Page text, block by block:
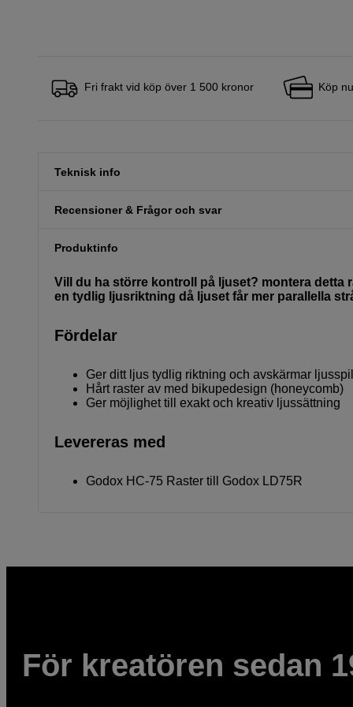
Fri frakt vid köp över 1 500 kronor Köp
Teknisk info
Recensioner & Frågor och svar
Produktinfo
Vill du ha större kontroll på ljuset? montera detta
en tydlig ljusriktning då ljuset får mer parallella
Fördelar
Ger ditt ljus tydlig riktning och avskärmar ljusspill
Hårt raster av med bikupedesign (honeycomb)
Ger möjlighet till exakt och kreativ ljussättning
Levereras med
Godox HC-75 Raster till Godox LD75R
För kreatören sedan